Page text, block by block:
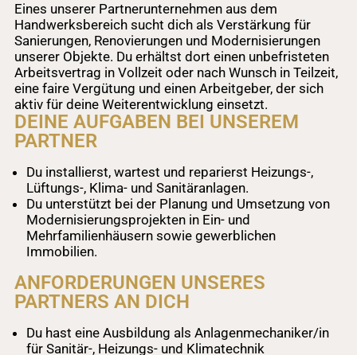
Eines unserer Partnerunternehmen aus dem
Handwerksbereich sucht dich als Verstärkung für
Sanierungen, Renovierungen und Modernisierungen
unserer Objekte. Du erhältst dort einen unbefristeten
Arbeitsvertrag in Vollzeit oder nach Wunsch in Teilzeit,
eine faire Vergütung und einen Arbeitgeber, der sich
aktiv für deine Weiterentwicklung einsetzt.
DEINE AUFGABEN BEI UNSEREM
PARTNER
Du installierst, wartest und reparierst Heizungs-,
Lüftungs-, Klima- und Sanitäranlagen.
Du unterstützt bei der Planung und Umsetzung von
Modernisierungsprojekten in Ein- und
Mehrfamilienhäusern sowie gewerblichen
Immobilien.
ANFORDERUNGEN UNSERES
PARTNERS AN DICH
Du hast eine Ausbildung als Anlagenmechaniker/in
für Sanitär-, Heizungs- und Klimatechnik